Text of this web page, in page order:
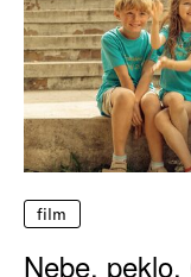
film
Nebe,